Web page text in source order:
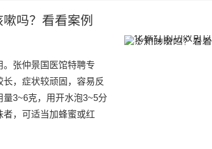
吗？看看案例
张仲景国医馆特聘专
，症状较顽固，容易反
3~6克，用开水泡3~5分
，可适当加蜂蜜或红